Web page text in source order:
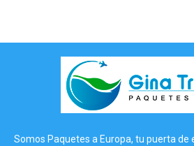
Somos Paquetes a Europa, tu puerta de